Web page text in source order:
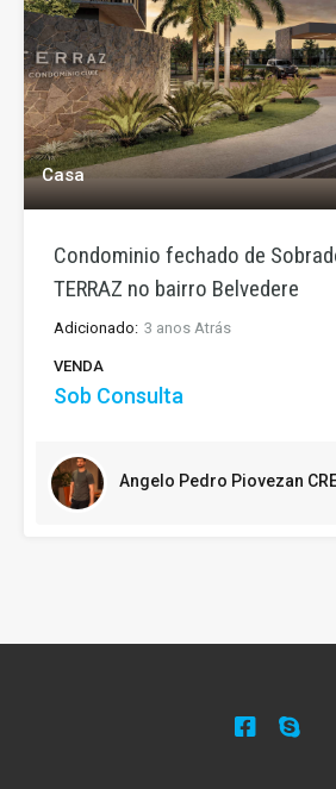
Casa
Condominio fechado de
TERRAZ no bairro Belvedere
Adicionado: 3 anos Atrás
VENDA
Sob Consulta
Angelo Pedro Piovezan